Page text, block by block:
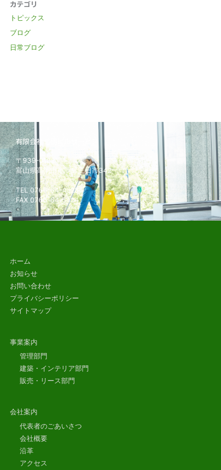
カテゴリ
トピックス
ブログ
日常ブログ
有限会社北砺ビルサービス
〒939-0102
富山県高岡市福岡町三日市342
TEL 0766-64-4528
FAX 0766-64-5424
ホーム
お知らせ
お問い合わせ
プライバシーポリシー
サイトマップ
事業案内
管理部門
建築・インテリア部門
販売・リース部門
会社案内
代表者のごあいさつ
会社概要
沿革
アクセス